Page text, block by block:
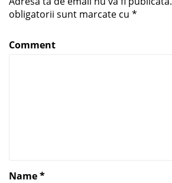
obligatorii sunt marcate cu *
Comment
Name*